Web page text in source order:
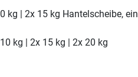
kg | 2x 15 kg Hantelscheibe, ein
kg | 2x 15 kg | 2x 20 kg